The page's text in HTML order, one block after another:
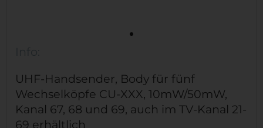
UHF-Handsender, Body für fünf
Wechselköpfe CU-XXX, 10mW/50mW,
Kanal 67, 68 und 69, auch im TV-Kanal 21-
69 erhältlich